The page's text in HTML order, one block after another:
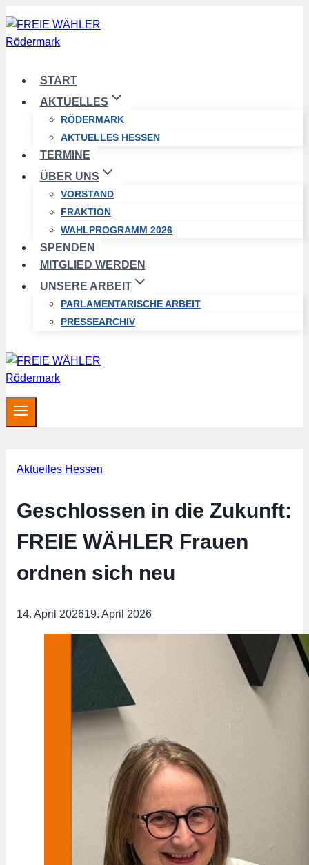
Zum
Inhalt
springen
START
AKTUELLES
RÖDERMARK
AKTUELLES HESSEN
TERMINE
ÜBER UNS
VORSTAND
FRAKTION
WAHLPROGRAMM 2026
SPENDEN
MITGLIED WERDEN
UNSERE ARBEIT
PARLAMENTARISCHE ARBEIT
PRESSEARCHIV
Aktuelles Hessen
Geschlossen in die Zukunft:
FREIE WÄHLER Frauen
ordnen sich neu
14. April 202619. April 2026